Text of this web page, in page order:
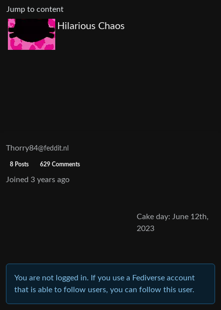
Jump to content
Hilarious Chaos
Thorry84@feddit.nl
8 Posts 629 Comments
Joined 3 years ago
Cake day: June 12th,
2023
You are not logged in. If you use a Fediverse account
that is able to follow users, you can follow this user.